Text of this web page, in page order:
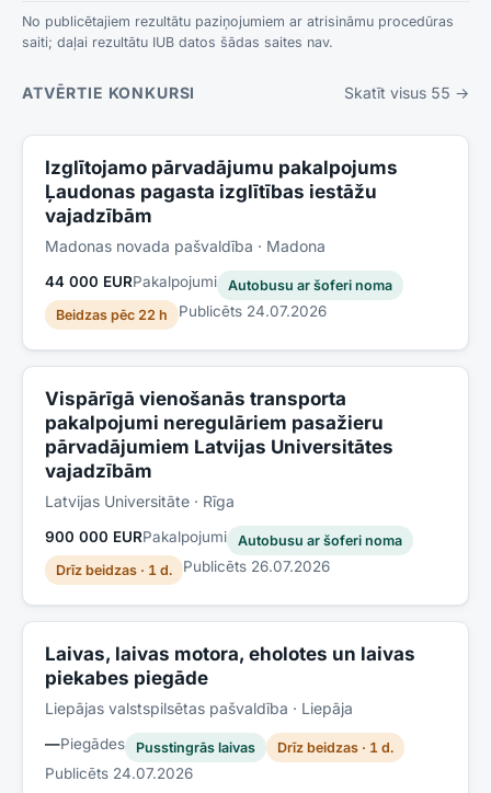
No publicētajiem rezultātu paziņojumiem ar atrisināmu procedūras
saiti; daļai rezultātu IUB datos šādas saites nav.
ATVĒRTIE KONKURSI Skatīt visus 55 →
Izglītojamo pārvadājumu pakalpojums
Ļaudonas pagasta izglītības iestāžu
vajadzībām
Madonas novada pašvaldība · Madona
44 000 EURPakalpojumi
Autobusu ar šoferi noma
Beidzas pēc 22 h
Publicēts 24.07.2026
Vispārīgā vienošanās transporta
pakalpojumi neregulāriem pasažieru
pārvadājumiem Latvijas Universitātes
vajadzībām
Latvijas Universitāte · Rīga
900 000 EURPakalpojumi
Autobusu ar šoferi noma
Drīz beidzas · 1 d.
Publicēts 26.07.2026
Laivas, laivas motora, eholotes un laivas
piekabes piegāde
Liepājas valstspilsētas pašvaldība · Liepāja
—Piegādes Pusstingrās laivas Drīz beidzas · 1 d.
Publicēts 24.07.2026